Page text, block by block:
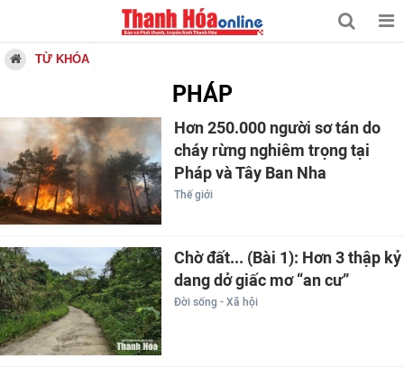
TỪ KHÓA
PHÁP
Hơn 250.000 người sơ tán do
cháy rừng nghiêm trọng tại
Pháp và Tây Ban Nha
Thế giới
Chờ đất... (Bài 1): Hơn 3 thập kỷ
dang dở giấc mơ “an cư”
Đời sống - Xã hội